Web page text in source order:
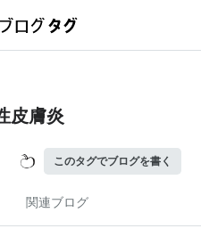
皮膚炎
このタグでブログを書く
関連ブログ